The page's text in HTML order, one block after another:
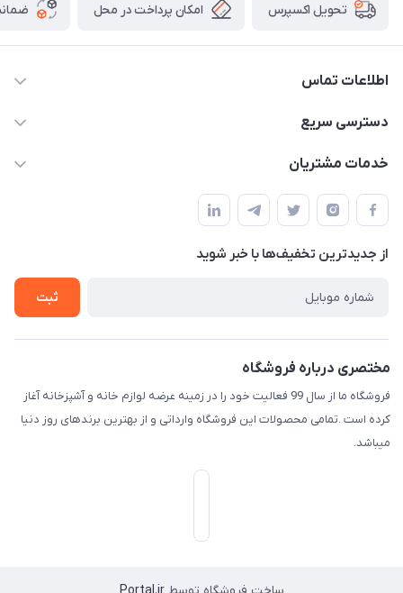
تحویل اکسپرس امکان پرداخت در محل
اطلاعات تماس
09165044753
دسترسی سریع
حساب کاربری
لیست محصولات
درباره ما
خدمات مشتریان
قوانین و مقررات
حریم خصوصی
راهنما
از جدید‌ترین تخفیف‌ها با‌ خبر شوید
ثبت
مختصری درباره فروشگاه
فروشگاه ما از سال 99 فعالیت خود را در زمینه عرضه لوازم خانه و آشپزخانه آغاز
کرده است .تمامی محصولات این فروشگاه وارداتی و از بهترین برندهای روز دنیا
میباشد.